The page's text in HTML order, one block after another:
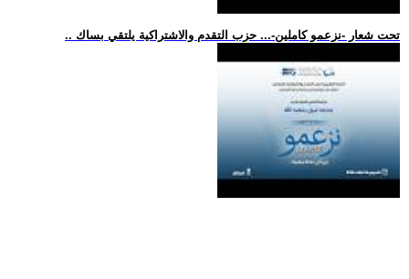
.. تحت شعار -نزعمو كاملين-... حزب التقدم والاشتراكية يلتقي بساك